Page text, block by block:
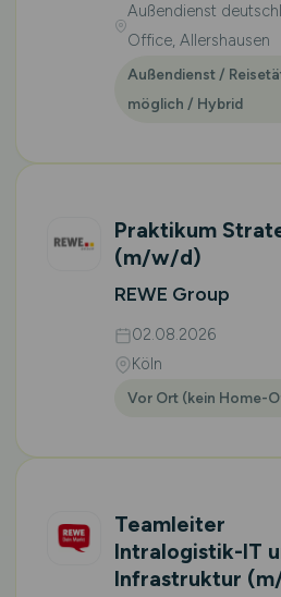
Außendienst
Office, Allershausen
Außendienst /
möglich / Hybrid
Praktikum
(m/w/d)
REWE Group
02.08.2026
Köln
Vor Ort (kein Home-
Teamleiter
Intralogistik-IT
Infrastruktur